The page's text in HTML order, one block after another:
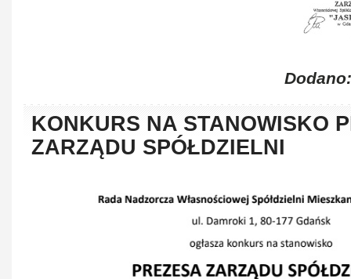
KONKURS NA STANOWISKO
ZARZĄDU SPÓŁDZIELNI